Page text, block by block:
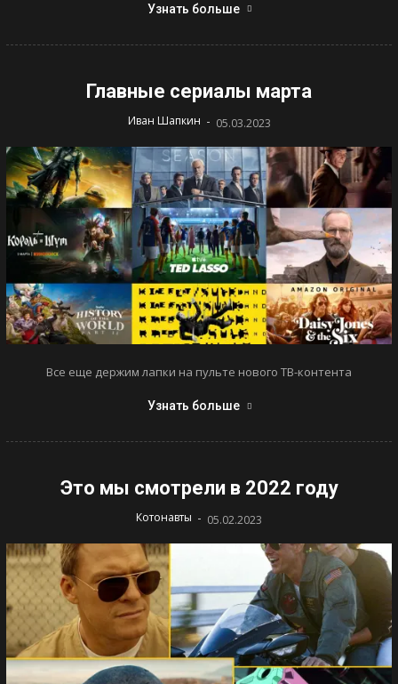
Узнать больше
Главные сериалы марта
Иван Шапкин - 05.03.2023
Все еще держим лапки на пульте нового ТВ-контента
Узнать больше
Это мы смотрели в 2022 году
Котонавты - 05.02.2023